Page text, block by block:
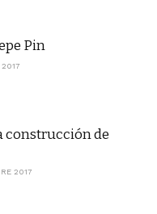
Pin
construcción de
2017